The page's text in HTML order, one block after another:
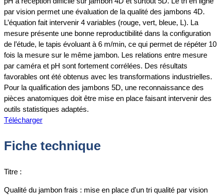
par vision permet une évaluation de la qualité des jambons 4D.
L’équation fait intervenir 4 variables (rouge, vert, bleue, L). La
mesure présente une bonne reproductibilité dans la configuration
de l’étude, le tapis évoluant à 6 m/min, ce qui permet de répéter 10
fois la mesure sur le même jambon. Les relations entre mesure
par caméra et pH sont fortement corrélées. Des résultats
favorables ont été obtenus avec les transformations industrielles.
Pour la qualification des jambons 5D, une reconnaissance des
pièces anatomiques doit être mise en place faisant intervenir des
outils statistiques adaptés.
Télécharger
Fiche technique
Titre :
Qualité du jambon frais : mise en place d'un tri qualité par vision